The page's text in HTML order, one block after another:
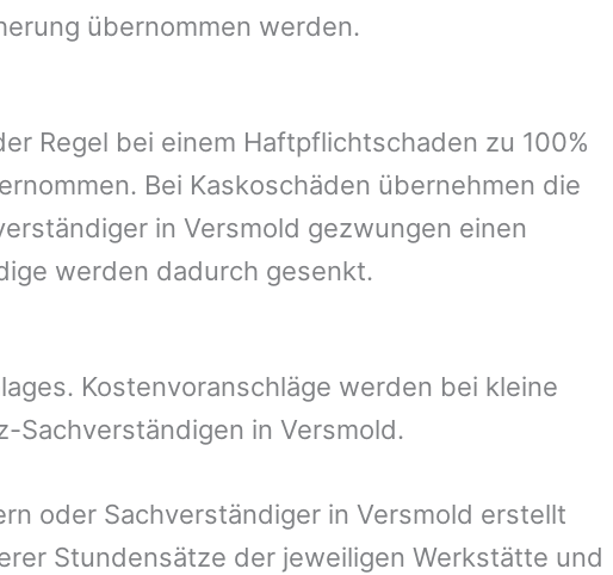
übernommen werden.
Regel bei einem Haftpflichtschaden zu 100%
Bei Kaskoschäden übernehmen die
in Versmold gezwungen einen
werden dadurch gesenkt.
Kostenvoranschläge werden bei kleine
Sachverständigen in Versmold.
oder Sachverständiger in Versmold erstellt
Stundensätze der jeweiligen Werkstätte und